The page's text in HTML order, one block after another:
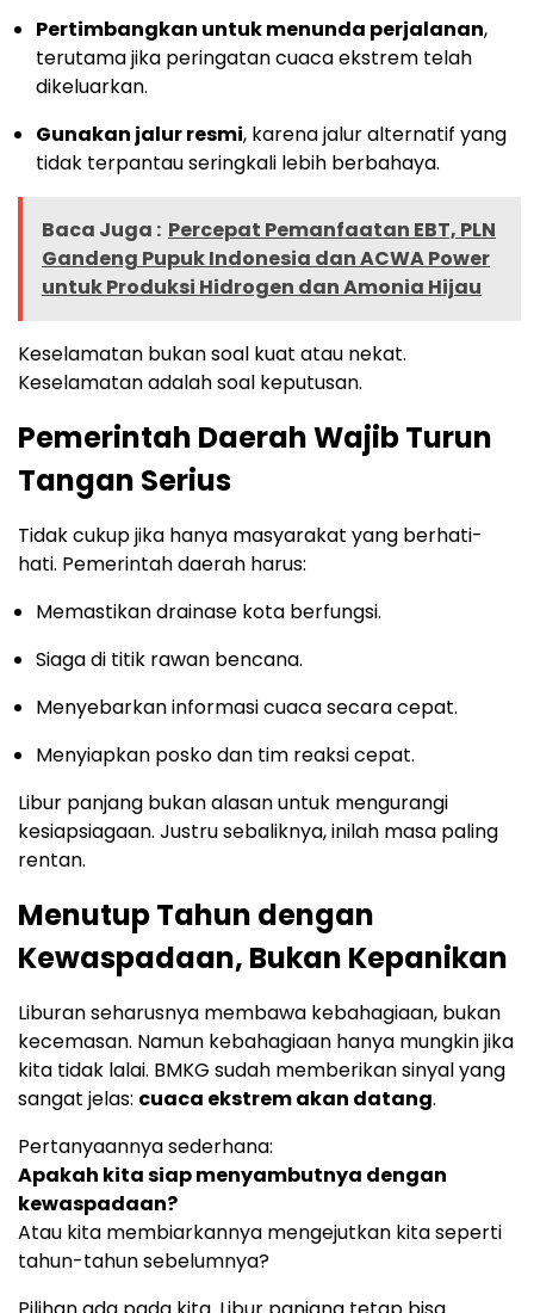
Pertimbangkan untuk menunda perjalanan,
terutama jika peringatan cuaca ekstrem telah
dikeluarkan.
Gunakan jalur resmi, karena jalur alternatif yang
tidak terpantau seringkali lebih berbahaya.
Baca Juga : Percepat Pemanfaatan EBT, PLN
Gandeng Pupuk Indonesia dan ACWA Power
untuk Produksi Hidrogen dan Amonia Hijau
Keselamatan bukan soal kuat atau nekat.
Keselamatan adalah soal keputusan.
Pemerintah Daerah Wajib Turun
Tangan Serius
Tidak cukup jika hanya masyarakat yang berhati-
hati. Pemerintah daerah harus:
Memastikan drainase kota berfungsi.
Siaga di titik rawan bencana.
Menyebarkan informasi cuaca secara cepat.
Menyiapkan posko dan tim reaksi cepat.
Libur panjang bukan alasan untuk mengurangi
kesiapsiagaan. Justru sebaliknya, inilah masa paling
rentan.
Menutup Tahun dengan
Kewaspadaan, Bukan Kepanikan
Liburan seharusnya membawa kebahagiaan, bukan
kecemasan. Namun kebahagiaan hanya mungkin jika
kita tidak lalai. BMKG sudah memberikan sinyal yang
sangat jelas: cuaca ekstrem akan datang.
Pertanyaannya sederhana:
Apakah kita siap menyambutnya dengan
kewaspadaan?
Atau kita membiarkannya mengejutkan kita seperti
tahun-tahun sebelumnya?